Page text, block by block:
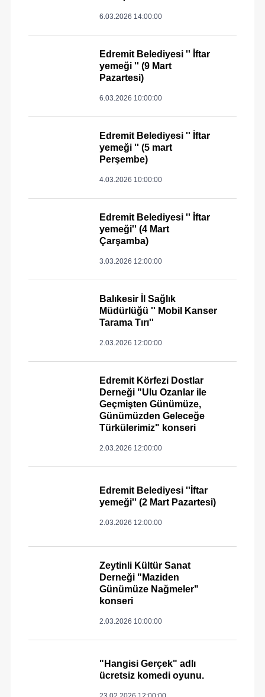
6.03.2026 14:00:00
Edremit Belediyesi '' İftar
yemeği '' (9 Mart
Pazartesi)
6.03.2026 10:00:00
Edremit Belediyesi '' İftar
yemeği '' (5 mart
Perşembe)
4.03.2026 10:00:00
Edremit Belediyesi '' İftar
yemeği'' (4 Mart
Çarşamba)
3.03.2026 12:00:00
Balıkesir İl Sağlık
Müdürlüğü '' Mobil Kanser
Tarama Tırı''
2.03.2026 12:00:00
Edremit Körfezi Dostlar
Derneği "Ulu Ozanlar ile
Geçmişten Günümüze,
Günümüzden Geleceğe
Türkülerimiz" konseri
2.03.2026 12:00:00
Edremit Belediyesi ''İftar
yemeği'' (2 Mart Pazartesi)
2.03.2026 12:00:00
Zeytinli Kültür Sanat
Derneği "Maziden
Günümüze Nağmeler"
konseri
2.03.2026 10:00:00
"Hangisi Gerçek" adlı
ücretsiz komedi oyunu.